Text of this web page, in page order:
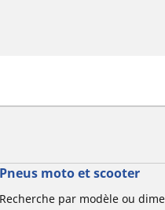
Pneus moto et scooter
Recherche par modèle ou